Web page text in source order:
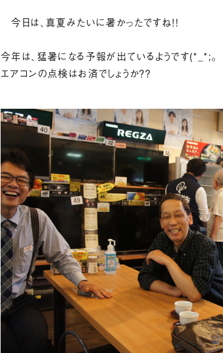
今日は、真夏みたいに暑かったですね！！
今年は、猛暑になる予報が出ているようです(*_*;。
エアコンの点検はお済でしょうか？？